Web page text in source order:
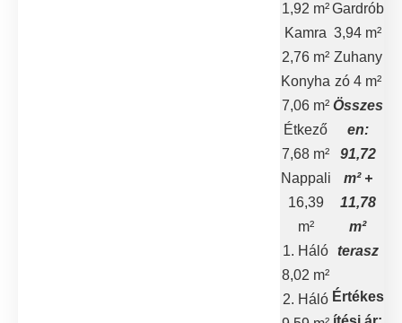
1,92 m²
Kamra
2,76 m²
Konyha
7,06 m²
Étkező
7,68 m²
Nappali
16,39
m²
1. Háló
8,02 m²
2. Háló
Gardrób
3,94 m²
Zuhany
zó 4 m²
Összes
en:
91,72
m² +
11,78
m²
terasz
Értékes